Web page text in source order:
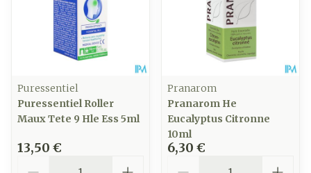
Puressentiel
Puressentiel Roller
Maux Tete 9 Hle Ess 5ml
13,50 €
Pranarom
Pranarom He
Eucalyptus Citronne
10ml
6,30 €